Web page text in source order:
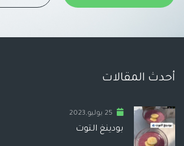
أحدث المقالات
25 يوليو,2023
بودينغ التوت